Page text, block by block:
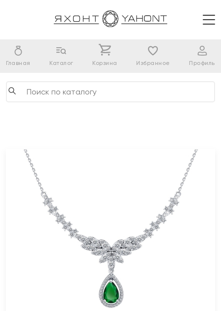
Главная Каталог Корзина Избранное Профиль